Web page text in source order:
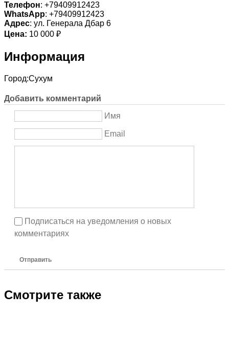
Телефон: +79409912423
WhatsApp: +79409912423
Адрес: ул. Генерала Дбар 6
Цена: 10 000 ₽
Информация
Город:Сухум
Добавить комментарий
Имя
Email
Подписаться на уведомления о новых
комментариях
Отправить
Смотрите также